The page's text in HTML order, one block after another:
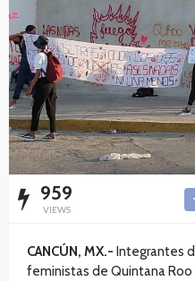
959
VIEWS
CANCÚN, MX.- Integrantes
feministas de Quintana